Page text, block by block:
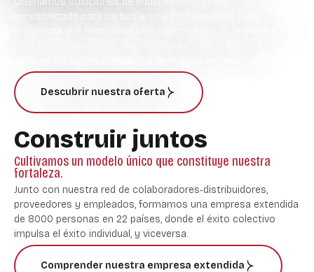
personalizado para particulares y profesionales, para
Descubrir nuestra oferta
Construir juntos
Cultivamos un modelo único que constituye nuestra
fortaleza.
Junto con nuestra red de colaboradores‑distribuidores,
proveedores y empleados, formamos una empresa extendida
de 8000 personas en 22 países, donde el éxito colectivo
impulsa el éxito individual, y viceversa.
Comprender nuestra empresa extendida